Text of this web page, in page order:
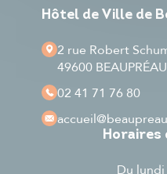
Hôtel de Ville de
2 rue Robert
49600
02 41 71 76 80
accueil
Du